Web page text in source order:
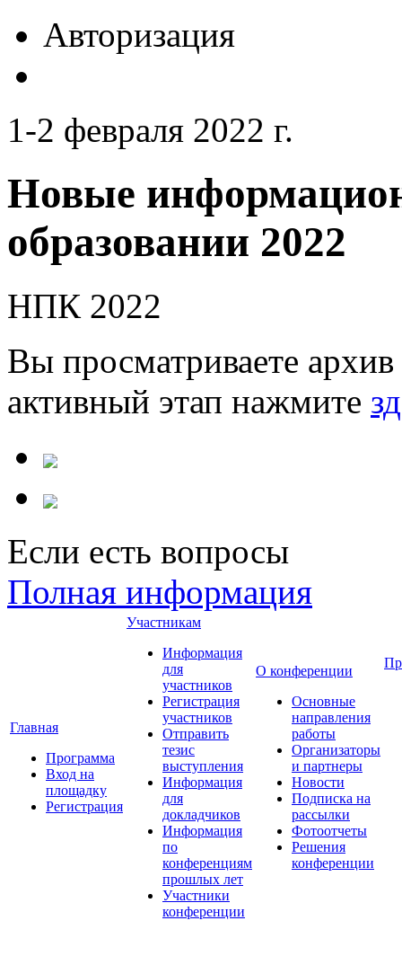
Авторизация
1-2 февраля 2022 г.
Новые
образовании 2022
НПК 2022
Вы просматриваете
активный этап нажмите
Если есть вопросы
Полная информация
Главная
Программа
Вход на
площадку
Регистрация
Участникам
Информация
для
участников
Регистрация
участников
Отправить
тезис
выступления
Информация
для
докладчиков
Информация
по
конференциям
прошлых лет
Участники
конференции
О конференции
Основные
направления
работы
Организаторы
и партнеры
Новости
Подписка на
рассылки
Фотоотчеты
Решения
конференции